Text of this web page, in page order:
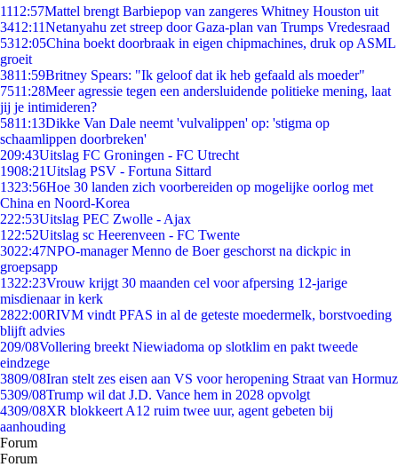
1112:57Mattel brengt Barbiepop van zangeres Whitney Houston uit
3412:11Netanyahu zet streep door Gaza-plan van Trumps Vredesraad
5312:05China boekt doorbraak in eigen chipmachines, druk op ASML
groeit
3811:59Britney Spears: "Ik geloof dat ik heb gefaald als moeder"
7511:28Meer agressie tegen een andersluidende politieke mening, laat
jij je intimideren?
5811:13Dikke Van Dale neemt 'vulvalippen' op: 'stigma op
schaamlippen doorbreken'
209:43Uitslag FC Groningen - FC Utrecht
1908:21Uitslag PSV - Fortuna Sittard
1323:56Hoe 30 landen zich voorbereiden op mogelijke oorlog met
China en Noord-Korea
222:53Uitslag PEC Zwolle - Ajax
1 22:52Uitslag sc Heerenveen - FC Twente
3022:47NPO-manager Menno de Boer geschorst na dickpic in
groepsapp
1322:23Vrouw krijgt 30 maanden cel voor afpersing 12-jarige
misdienaar in kerk
2822:00RIVM vindt PFAS in al de geteste moedermelk, borstvoeding
blijft advies
209/08Vollering breekt Niewiadoma op slotklim en pakt tweede
eindzege
3809/08Iran stelt zes eisen aan VS voor heropening Straat van Hormuz
5309/08Trump wil dat J.D. Vance hem in 2028 opvolgt
4309/08XR blokkeert A12 ruim twee uur, agent gebeten bij
aanhouding
Forum
Forum